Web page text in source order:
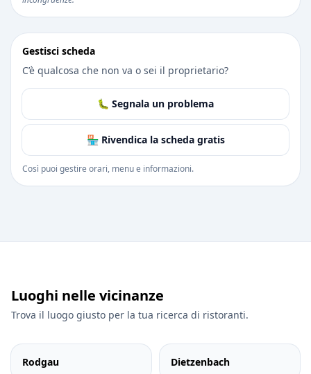
Gestisci scheda
C’è qualcosa che non va o sei il proprietario?
🐛 Segnala un problema
🏪 Rivendica la scheda gratis
Così puoi gestire orari, menu e informazioni.
Luoghi nelle vicinanze
Trova il luogo giusto per la tua ricerca di ristoranti.
Rodgau Dietzenbach